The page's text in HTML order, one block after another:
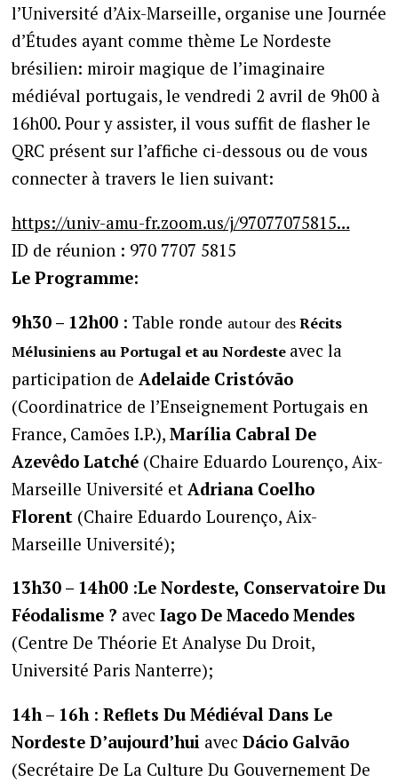
l’Université d’Aix-Marseille, organise une Journée
d’Études ayant comme thème Le Nordeste
brésilien: miroir magique de l’imaginaire
médiéval portugais, le vendredi 2 avril de 9h00 à
16h00. Pour y assister, il vous suffit de flasher le
QRC présent sur l’affiche ci-dessous ou de vous
connecter à travers le lien suivant:
https://univ-amu-fr.zoom.us/j/97077075815…
ID de réunion : 970 7707 5815
Le Programme:
9h30 – 12h00 : Table ronde autour desRécits
Mélusiniens au Portugal et au Nordeste avec la
participation de Adelaide Cristóvão
(Coordinatrice de l’Enseignement Portugais en
France, Camões I.P.), Marília Cabral De
Azevêdo Latché (Chaire Eduardo Lourenço, Aix-
Marseille Université et Adriana Coelho
Florent (Chaire Eduardo Lourenço, Aix-
Marseille Université);
13h30 – 14h00 :Le Nordeste, Conservatoire Du
Féodalisme ? avec Iago De Macedo Mendes
(Centre De Théorie Et Analyse Du Droit,
Université Paris Nanterre);
14h – 16h : Reflets Du Médiéval Dans Le
Nordeste D’aujourd’huiavec Dácio Galvão
(Secrétaire De La Culture Du Gouvernement De